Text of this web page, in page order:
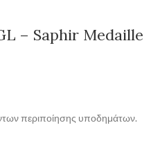
– Saphir Medaille
περιποίησης υποδημάτων.